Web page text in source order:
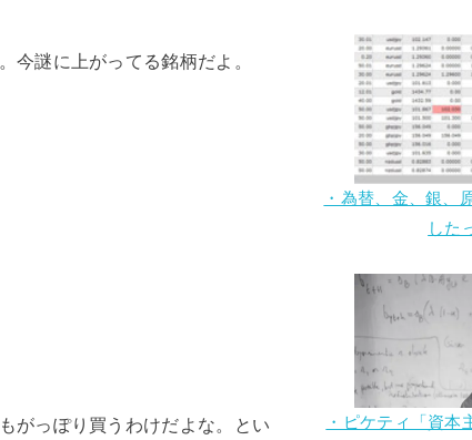
今謎に上がってる銘柄だよ。
がっぽり買うわけだよな。とい
・為替、金、銀、
した
・ピケティ「資本